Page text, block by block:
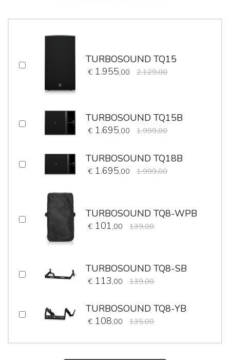
TURBOSOUND TQ15
€ 1.955,00 2.129,00
TURBOSOUND TQ15B
€ 1.695,00 1.999,00
TURBOSOUND TQ18B
€ 1.695,00 1.999,00
TURBOSOUND TQ8-WPB
€ 101,00 139,00
TURBOSOUND TQ8-SB
€ 113,00 139,00
TURBOSOUND TQ8-YB
€ 108,00 135,00